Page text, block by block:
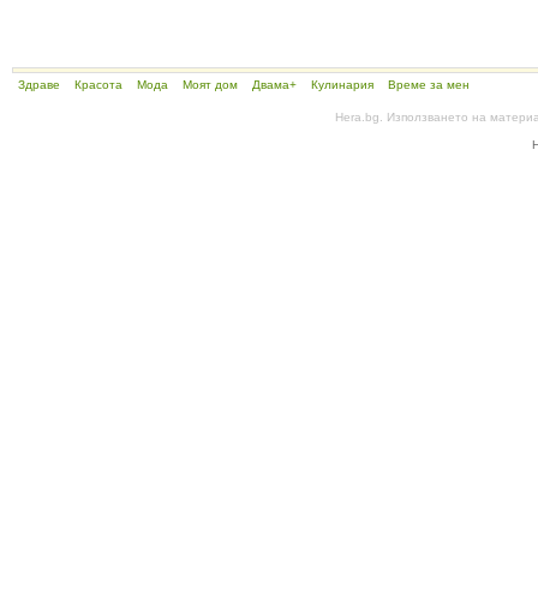
Здраве Красота Мода Моят дом Двама+ Кулинария Време за мен
Hera.bg. Използването на